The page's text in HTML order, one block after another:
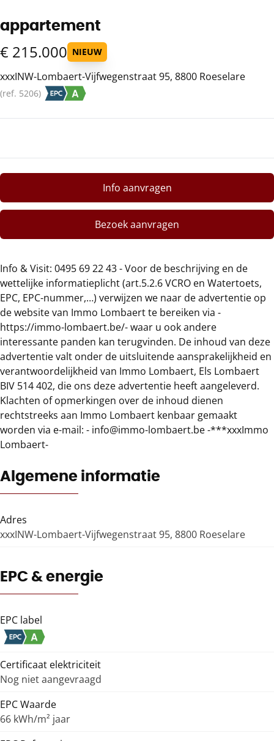
appartement
€ 215.000 NIEUW
xxxINW-Lombaert-Vijfwegenstraat 95, 8800 Roeselare
(ref. 5206)
Info aanvragen
Bezoek aanvragen
Info & Visit: 0495 69 22 43 - Voor de beschrijving en de
wettelijke informatieplicht (art.5.2.6 VCRO en Watertoets,
EPC, EPC-nummer,…) verwijzen we naar de advertentie op
de website van Immo Lombaert te bereiken via -
https://immo-lombaert.be/- waar u ook andere
interessante panden kan terugvinden. De inhoud van deze
advertentie valt onder de uitsluitende aansprakelijkheid en
verantwoordelijkheid van Immo Lombaert, Els Lombaert
BIV 514 402, die ons deze advertentie heeft aangeleverd.
Klachten of opmerkingen over de inhoud dienen
rechtstreeks aan Immo Lombaert kenbaar gemaakt
worden via e-mail: - info@immo-lombaert.be -***xxxImmo
Lombaert-
Algemene informatie
Adres
xxxINW-Lombaert-Vijfwegenstraat 95, 8800 Roeselare
EPC & energie
EPC label
Certificaat elektriciteit
Nog niet aangevraagd
EPC Waarde
66 kWh/m² jaar